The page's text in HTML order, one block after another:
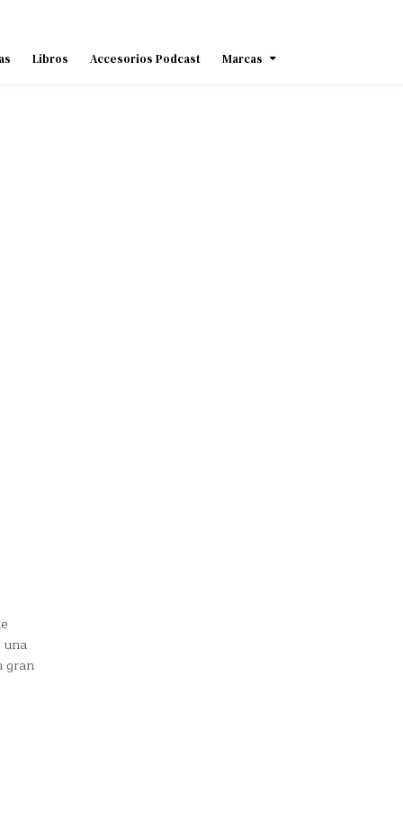
Libros Accesorios Podcast Marcas
una
gran